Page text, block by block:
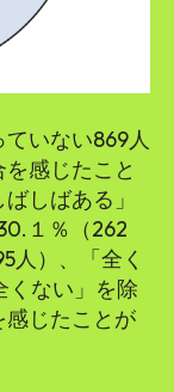
いない869人
感じたこと
しばある」
１％（262
人）、「全く
くない」を除
感じたことが